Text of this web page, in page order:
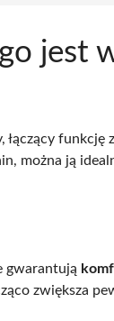
jest
łączący funkcję
można ją
gwarantują
zwiększa